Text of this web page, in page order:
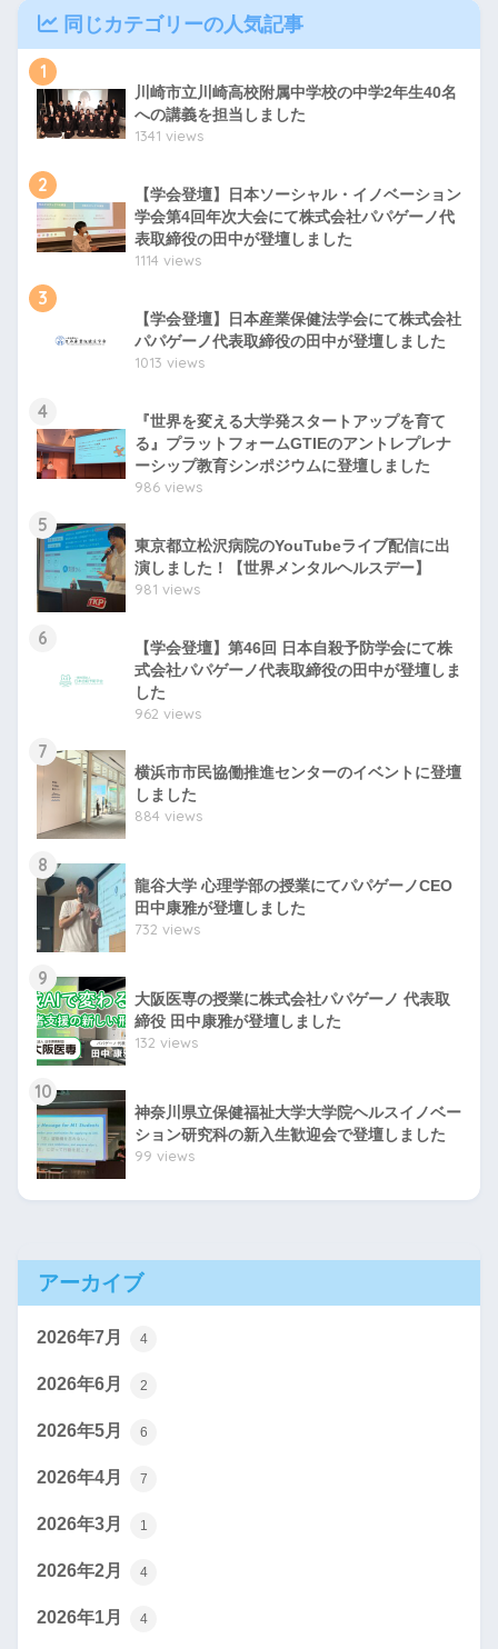
同じカテゴリーの人気記事
1
川崎市立川崎高校附属中学校の中学2年生40名
への講義を担当しました
1341 views
2
【学会登壇】日本ソーシャル・イノベーション
学会第4回年次大会にて株式会社パパゲーノ代
表取締役の田中が登壇しました
1114 views
3
【学会登壇】日本産業保健法学会にて株式会社
パパゲーノ代表取締役の田中が登壇しました
1013 views
4
『世界を変える大学発スタートアップを育て
る』プラットフォームGTIEのアントレプレナ
ーシップ教育シンポジウムに登壇しました
986 views
5
東京都立松沢病院のYouTubeライブ配信に出
演しました！【世界メンタルヘルスデー】
981 views
6
【学会登壇】第46回 日本自殺予防学会にて株
式会社パパゲーノ代表取締役の田中が登壇しま
した
962 views
7
横浜市市民協働推進センターのイベントに登壇
しました
884 views
8
龍谷大学 心理学部の授業にてパパゲーノCEO
田中康雅が登壇しました
732 views
9
大阪医専の授業に株式会社パパゲーノ 代表取
締役 田中康雅が登壇しました
132 views
10
神奈川県立保健福祉大学大学院ヘルスイノベー
ション研究科の新入生歓迎会で登壇しました
99 views
アーカイブ
2026年7月 4
2026年6月 2
2026年5月 6
2026年4月 7
2026年3月 1
2026年2月 4
2026年1月 4